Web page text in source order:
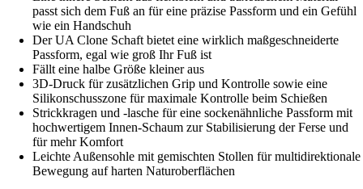
passt sich dem Fuß an für eine präzise Passform und ein Gefühl
wie ein Handschuh
Der UA Clone Schaft bietet eine wirklich maßgeschneiderte
Passform, egal wie groß Ihr Fuß ist
Fällt eine halbe Größe kleiner aus
3D-Druck für zusätzlichen Grip und Kontrolle sowie eine
Silikonschusszone für maximale Kontrolle beim Schießen
Strickkragen und -lasche für eine sockenähnliche Passform mit
hochwertigem Innen-Schaum zur Stabilisierung der Ferse und
für mehr Komfort
Leichte Außensohle mit gemischten Stollen für multidirektionale
Bewegung auf harten Naturoberflächen